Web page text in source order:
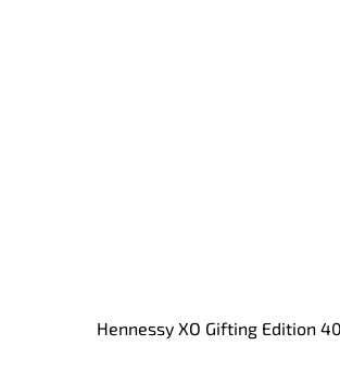
Hennessy XO Gifting Edition